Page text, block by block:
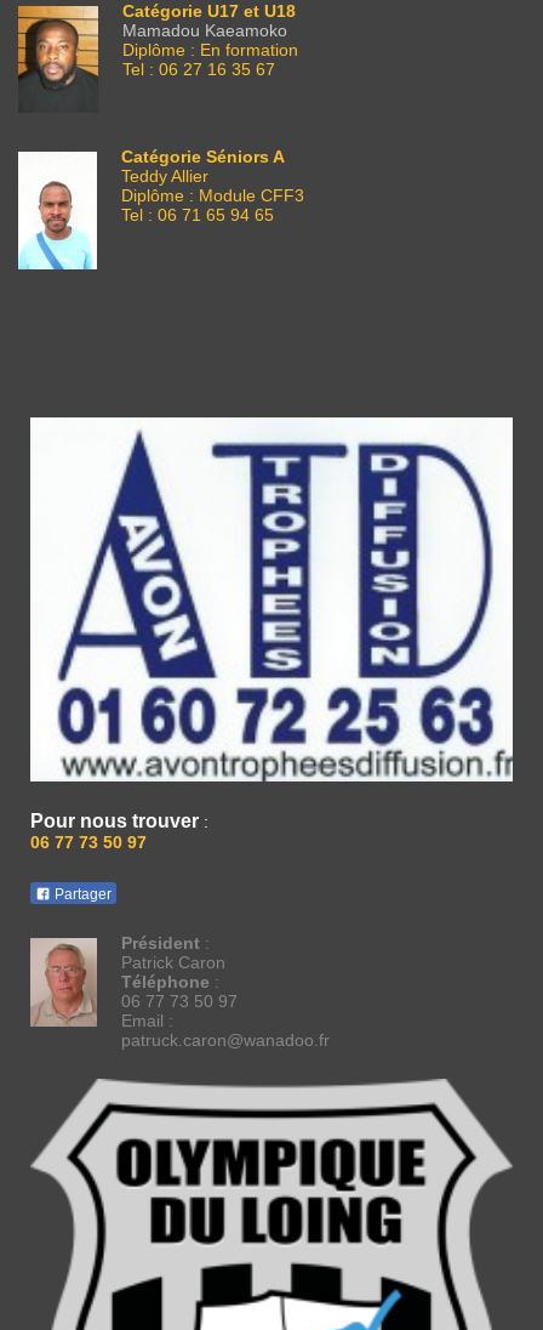
Catégorie U17 et U18
Mamadou Kaeamoko
Diplôme : En formation
Tel : 06 27 16 35 67
Catégorie Séniors A
Teddy Allier
Diplôme : Module CFF3
Tel : 06 71 65 94 65
Pour nous trouver :
06 77 73 50 97
Partager
Président :
Patrick Caron
Téléphone :
06 77 73 50 97
Email :
patruck.caron@wanadoo.fr